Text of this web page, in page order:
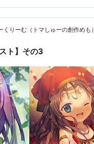
くりーむ（トマしゅーの創作めも）
ト】その3